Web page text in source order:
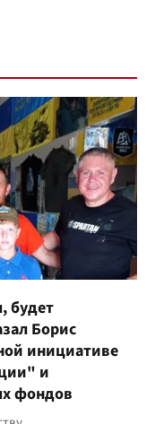
будет
Борис
инициативе
и
фондов